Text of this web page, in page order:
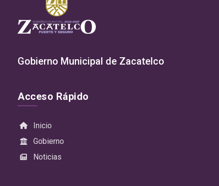
Gobierno Municipal de Zacatelco
Acceso Rápido
Inicio
Gobierno
Noticias